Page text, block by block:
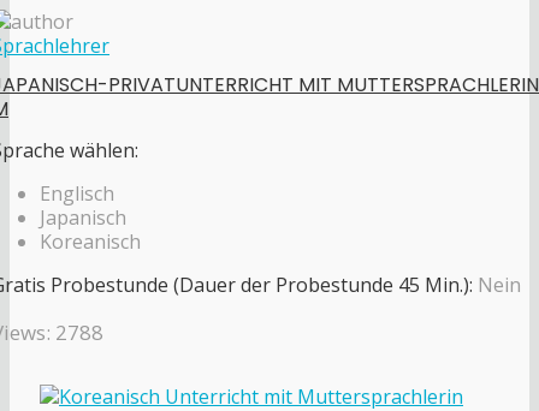
PRIVATUNTERRICHT MIT MUTTERSPRACHLERIN
wählen:
Englisch
Japanisch
Koreanisch
Probestunde (Dauer der Probestunde 45 Min.): Nein
2788